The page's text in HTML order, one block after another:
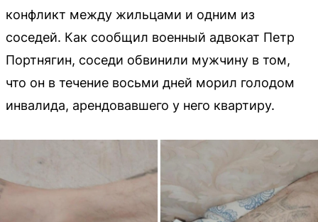
конфликт между жильцами и одним из
соседей. Как сообщил военный адвокат Петр
Портнягин, соседи обвинили мужчину в том,
что он в течение восьми дней морил голодом
инвалида, арендовавшего у него квартиру.